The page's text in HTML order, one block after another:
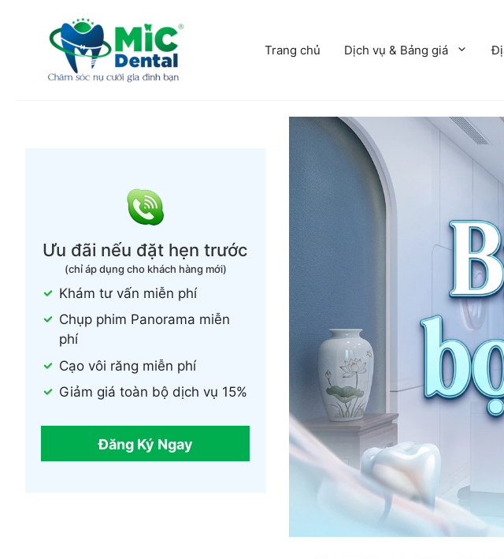
Trang chủ Dịch vụ & Bảng giá
Ưu đãi nếu đặt hẹn trước
(chỉ áp dụng cho khách hàng mới)
Khám tư vấn miễn phí
Chụp phim Panorama miễn
phí
Cạo vôi răng miễn phí
Giảm giá toàn bộ dịch vụ 15%
Đăng Ký Ngay